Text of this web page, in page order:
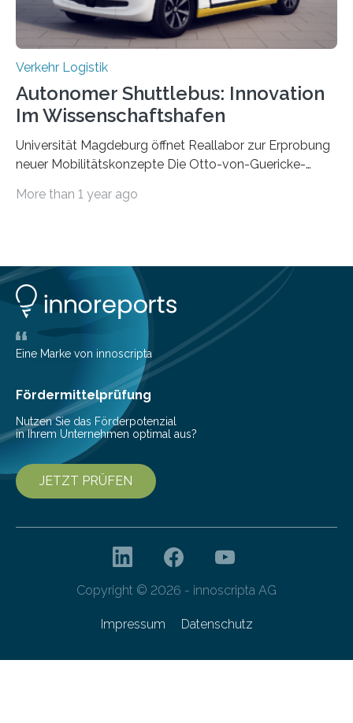
Verkehr Logistik
Autonomer Shuttlebus: Innovation
Im Wissenschaftshafen
Universität Magdeburg öffnet Reallabor zur Erprobung
neuer Mobilitätskonzepte Die Otto-von-Guericke-
Erforschung neuer Mobilitätskonzepte für Sachsen-
Magdeburger Wissenschaftshafen der Einsatz
autonomer Fahrzeuge und einer digitalen Infrastruktur,
der sich an den Bedürfnissen der Bewohnerinnen und
Bewohner orientiert, erprobt. Bereits ab 2027 soll ein
autonom fahrender E-Shuttlebus der nächsten
Generation den Wissenschaftshafen mit dem Uni-
Campus und dem ÖPNV verbinden….
More than 1 year ago
Eine Marke von innoscripta
Fördermittelprüfung
Nutzen Sie das Förderpotenzial
in Ihrem Unternehmen optimal aus?
JETZT PRÜFEN
Copyright © 2026 - innoscripta AG
Impressum Datenschutz